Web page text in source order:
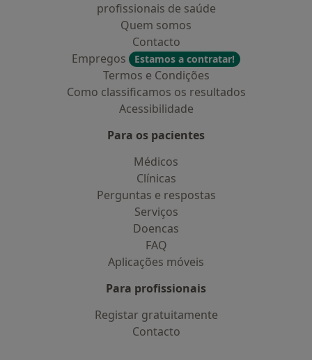
profissionais de saúde
Quem somos
Contacto
Empregos
Estamos a contratar!
Termos e Condições
Como classificamos os resultados
Acessibilidade
Para os pacientes
Médicos
Clínicas
Perguntas e respostas
Serviços
Doencas
FAQ
Aplicações móveis
Para profissionais
Registar gratuitamente
Contacto